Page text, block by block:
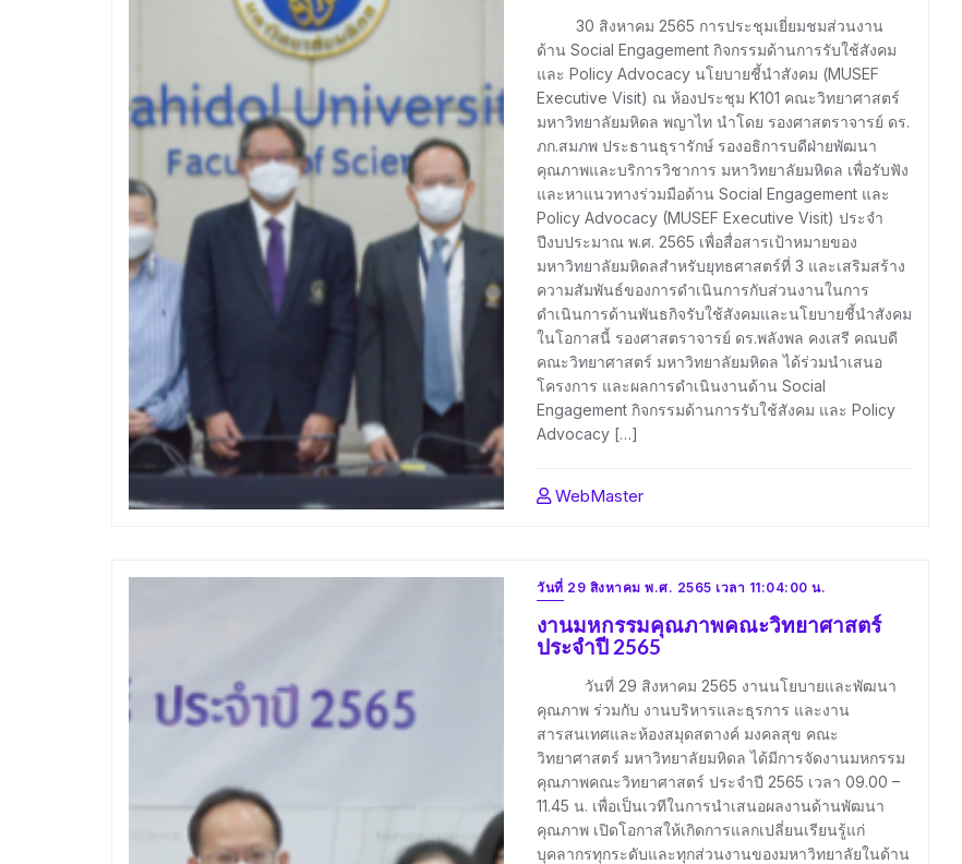
30 สิงหาคม 2565 การประชุมเยี่ยมชมส่วนงาน
ด้าน Social Engagement กิจกรรมด้านการรับใช้สังคม
และ Policy Advocacy นโยบายชี้นำสังคม (MUSEF
Executive Visit) ณ ห้องประชุม K101 คณะวิทยาศาสตร์
มหาวิทยาลัยมหิดล พญาไท นำโดย รองศาสตราจารย์ ดร.
ภก.สมภพ ประธานธุรารักษ์ รองอธิการบดีฝ่ายพัฒนา
คุณภาพและบริการวิชาการ มหาวิทยาลัยมหิดล เพื่อรับฟัง
และหาแนวทางร่วมมือด้าน Social Engagement และ
Policy Advocacy (MUSEF Executive Visit) ประจำ
ปีงบประมาณ พ.ศ. 2565 เพื่อสื่อสารเป้าหมายของ
มหาวิทยาลัยมหิดลสำหรับยุทธศาสตร์ที่ 3 และเสริมสร้าง
ความสัมพันธ์ของการดำเนินการกับส่วนงานในการ
ดำเนินการด้านพันธกิจรับใช้สังคมและนโยบายชี้นำสังคม
ในโอกาสนี้ รองศาสตราจารย์ ดร.พลังพล คงเสรี คณบดี
คณะวิทยาศาสตร์ มหาวิทยาลัยมหิดล ได้ร่วมนำเสนอ
โครงการ และผลการดำเนินงานด้าน Social
Engagement กิจกรรมด้านการรับใช้สังคม และ Policy
Advocacy […]
WebMaster
วันที่ 29 สิงหาคม พ.ศ. 2565 เวลา 11:04:00 น.
งานมหกรรมคุณภาพคณะวิทยาศาสตร์
ประจำปี 2565
วันที่ 29 สิงหาคม 2565 งานนโยบายและพัฒนา
คุณภาพ ร่วมกับ งานบริหารและธุรการ และงาน
สารสนเทศและห้องสมุดสตางค์ มงคลสุข คณะ
วิทยาศาสตร์ มหาวิทยาลัยมหิดล ได้มีการจัดงานมหกรรม
คุณภาพคณะวิทยาศาสตร์ ประจำปี 2565 เวลา 09.00 –
11.45 น. เพื่อเป็นเวทีในการนำเสนอผลงานด้านพัฒนา
คุณภาพ เปิดโอกาสให้เกิดการแลกเปลี่ยนเรียนรู้แก่
บุคลากรทุกระดับและทุกส่วนงานของมหาวิทยาลัยในด้าน